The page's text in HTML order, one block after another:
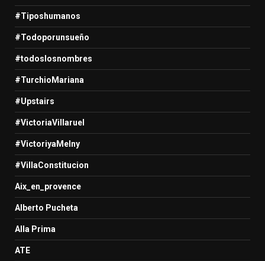
#Tiposhumanos
#Todoporunsueño
#todoslosnombres
#TurchioMariana
#Upstairs
#VictoriaVillaruel
#VictoriyaMelny
#VillaConstitucion
Aix_en_provence
Alberto Pucheta
Alla Prima
ATE